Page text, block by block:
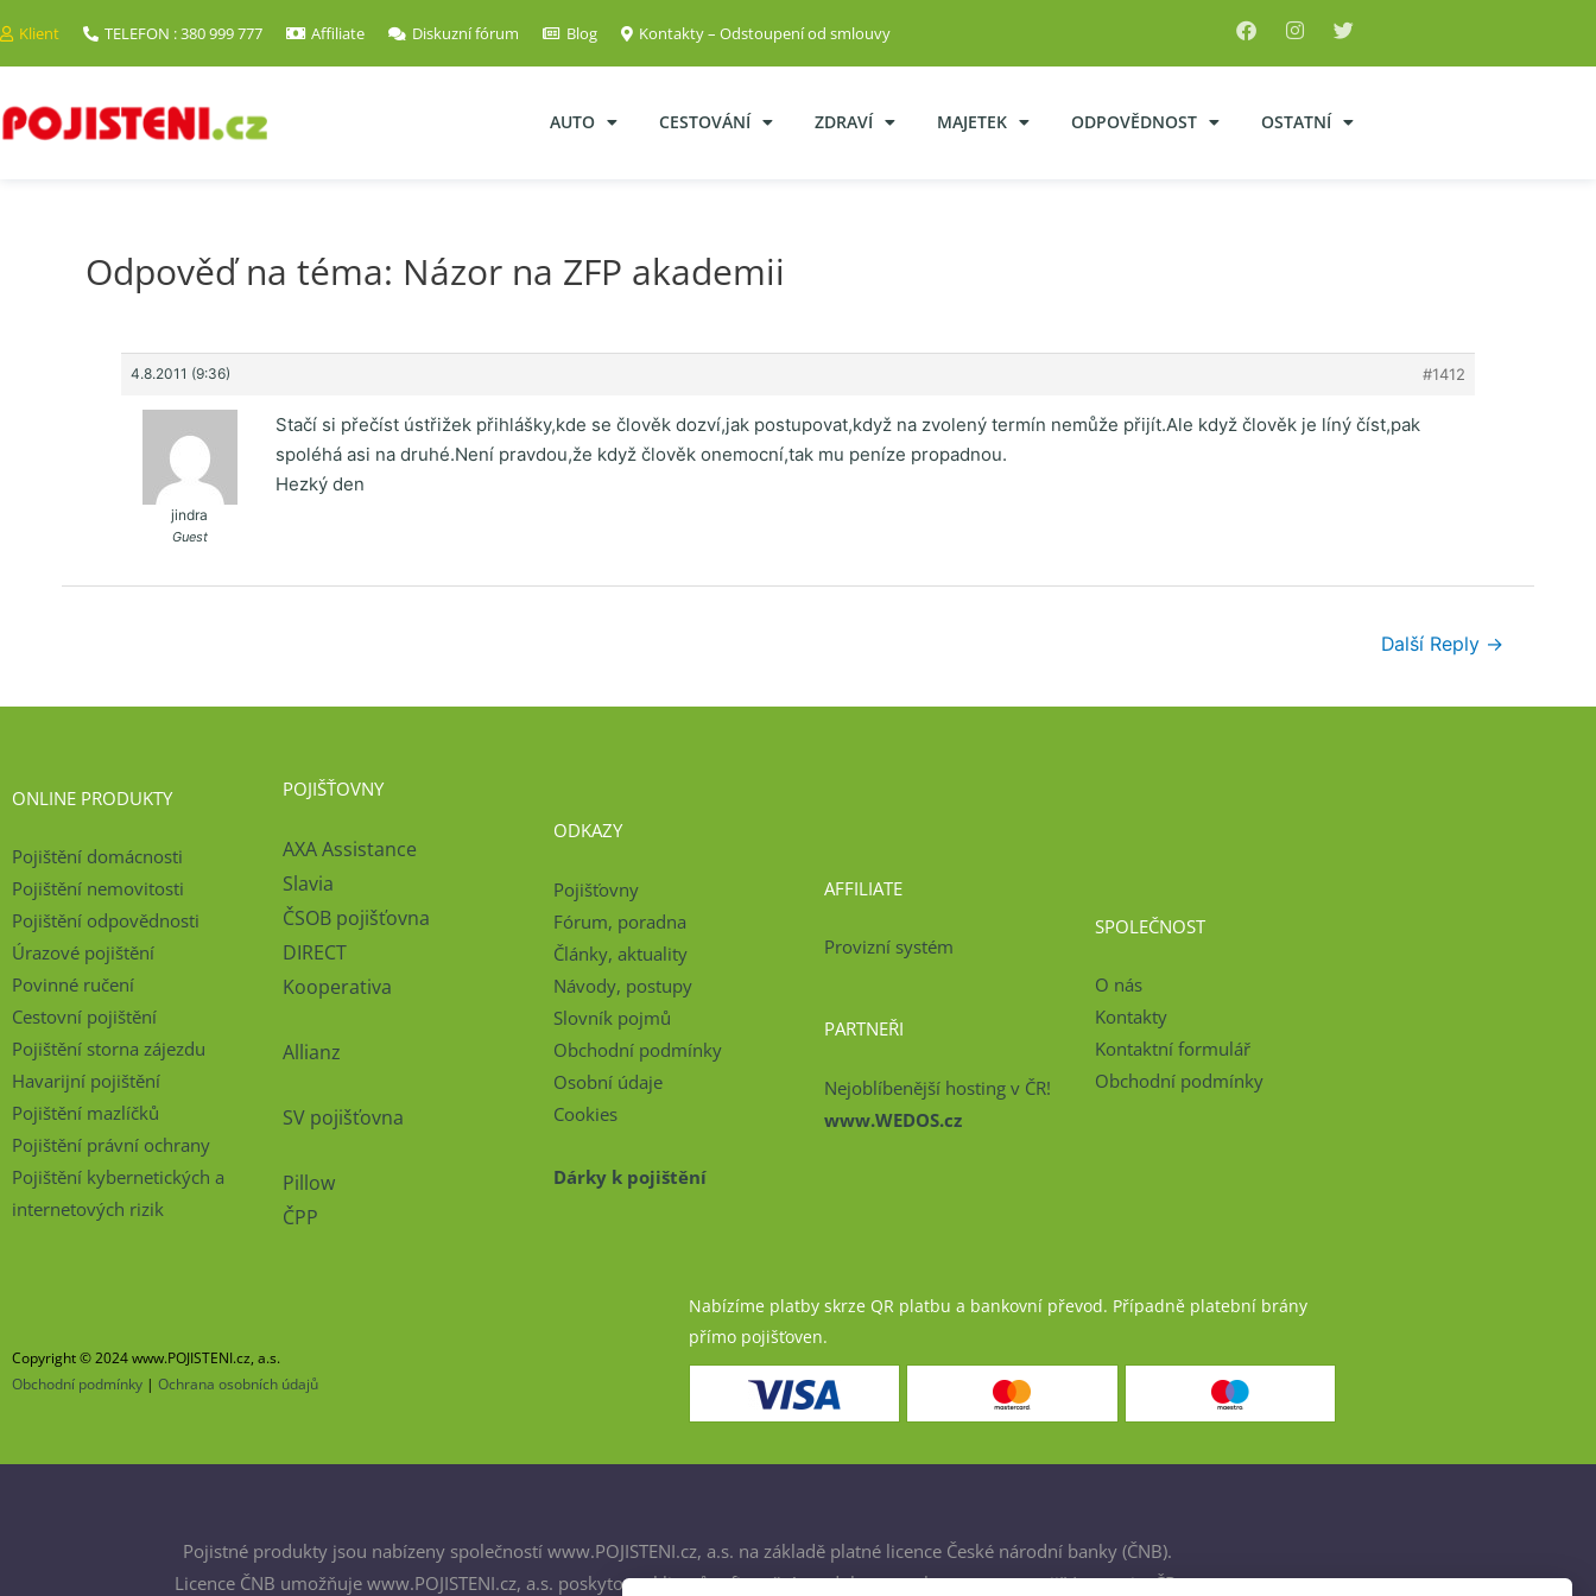
Klient TELEFON : 380 999 777 Affiliate Diskuzní fórum Blog Kontakty – Odstoupení od smlouvy
AUTO CESTOVÁNÍ ZDRAVÍ MAJETEK ODPOVĚDNOST OSTATNÍ
Odpověď na téma: Názor na ZFP akademii
4.8.2011 (9:36) #1412
jindra
Guest
Stačí si přečíst ústřižek přihlášky,kde se člověk dozví,jak postupovat,když na zvolený termín nemůže přijít.Ale když člověk je líný číst,pak
spoléhá asi na druhé.Není pravdou,že když člověk onemocní,tak mu peníze propadnou.
Hezký den
Další Reply →
ONLINE PRODUKTY
Pojištění domácnosti
Pojištění nemovitosti
Pojištění odpovědnosti
Úrazové pojištění
Povinné ručení
Cestovní pojištění
Pojištění storna zájezdu
Havarijní pojištění
Pojištění mazlíčků
Pojištění právní ochrany
Pojištění kybernetických a
internetových rizik
POJIŠŤOVNY
AXA Assistance
Slavia
ČSOB pojišťovna
DIRECT
Kooperativa
Allianz
SV pojišťovna
Pillow
ČPP
ODKAZY
Pojišťovny
Fórum, poradna
Články, aktuality
Návody, postupy
Slovník pojmů
Obchodní podmínky
Osobní údaje
Cookies
Dárky k pojištění
AFFILIATE
Provizní systém
PARTNEŘI
Nejoblíbenější hosting v ČR!
www.WEDOS.cz
SPOLEČNOST
O nás
Kontakty
Kontaktní formulář
Obchodní podmínky
Copyright © 2024 www.POJISTENI.cz, a.s.
Obchodní podmínky | Ochrana osobních údajů
Nabízíme platby skrze QR platbu a bankovní převod. Případně platební brány
přímo pojišťoven.
Pojistné produkty jsou nabízeny společností www.POJISTENI.cz, a.s. na základě platné licence České národní banky (ČNB).
Licence ČNB umožňuje www.POJISTENI.cz, a.s. poskytovat klientům finanční produkty a spolupracovat s pojišťovnami v ČR.